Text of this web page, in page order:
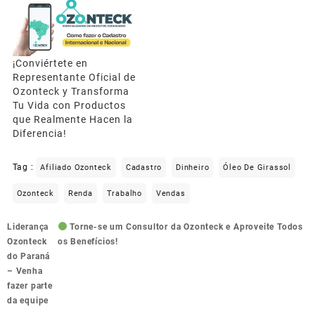
¡Conviértete en
Representante Oficial de
Ozonteck y Transforma
Tu Vida con Productos
que Realmente Hacen la
Diferencia!
Tag : Afiliado Ozonteck Cadastro Dinheiro Óleo De Girassol
Ozonteck Renda Trabalho Vendas
Navegação
de
Post
Liderança
Ozonteck
do Paraná
– Venha
fazer parte
da equipe
Torne-se um Consultor da Ozonteck e Aproveite Todos
os Benefícios!